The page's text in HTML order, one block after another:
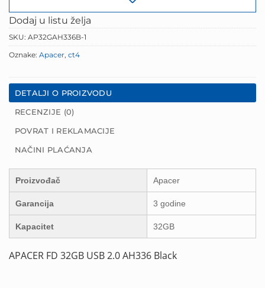
Dodaj u listu želja
SKU: AP32GAH336B-1
Oznake: Apacer, ct4
DETALJI O PROIZVODU
RECENZIJE (0)
POVRAT I REKLAMACIJE
NAČINI PLAĆANJA
Proizvođač Apacer
Garancija 3 godine
Kapacitet 32GB
APACER FD 32GB USB 2.0 AH336 Black